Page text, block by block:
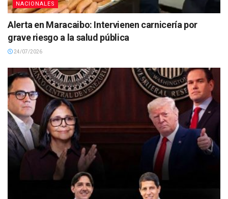
NACIONALES
Alerta en Maracaibo: Intervienen carnicería por
grave riesgo a la salud pública
24/07/2026